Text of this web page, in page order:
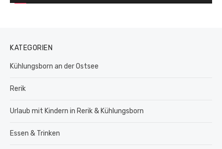
KATEGORIEN
Kühlungsborn an der Ostsee
Rerik
Urlaub mit Kindern in Rerik & Kühlungsborn
Essen & Trinken